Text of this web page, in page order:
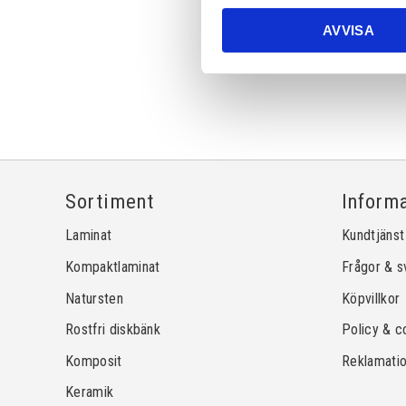
AVVISA
Sortiment
Laminat
Kompaktlaminat
Natursten
Rostfri diskbänk
Komposit
Keramik
Kundtjänst
Frågor &
Köpvillkor
Policy &